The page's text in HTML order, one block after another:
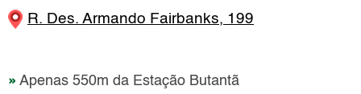
R. Des. Armando Fairbanks, 199
» Apenas 550m da Estação Butantã